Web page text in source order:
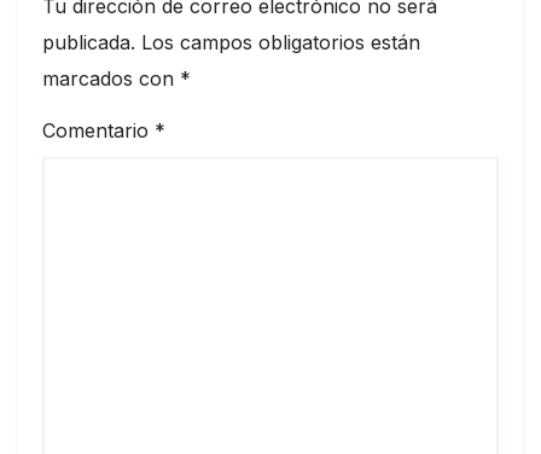
Tu dirección de correo electrónico no será
publicada. Los campos obligatorios están
marcados con *
Comentario *